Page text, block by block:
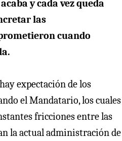
y cada vez queda
las
cuando
expectación de los
el Mandatario, los cuales
fricciones entre las
la actual administración de